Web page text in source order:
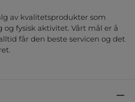
av kvalitetsprodukter som
fysisk aktivitet. Vårt mål er å
får den beste servicen og det